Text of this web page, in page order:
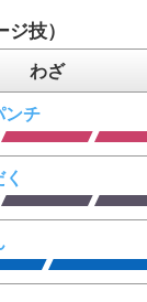
技）
わざ
ンチ